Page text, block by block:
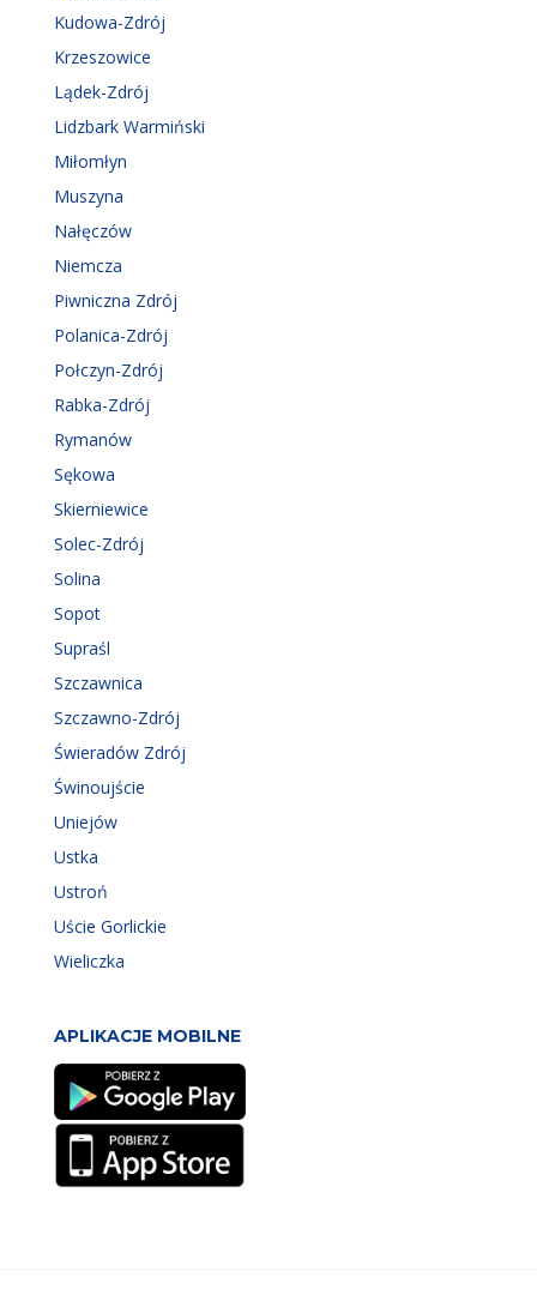
Kudowa-Zdrój
Krzeszowice
Lądek-Zdrój
Lidzbark Warmiński
Miłomłyn
Muszyna
Nałęczów
Niemcza
Piwniczna Zdrój
Polanica-Zdrój
Połczyn-Zdrój
Rabka-Zdrój
Rymanów
Sękowa
Skierniewice
Solec-Zdrój
Solina
Sopot
Supraśl
Szczawnica
Szczawno-Zdrój
Świeradów Zdrój
Świnoujście
Uniejów
Ustka
Ustroń
Uście Gorlickie
Wieliczka
APLIKACJE MOBILNE